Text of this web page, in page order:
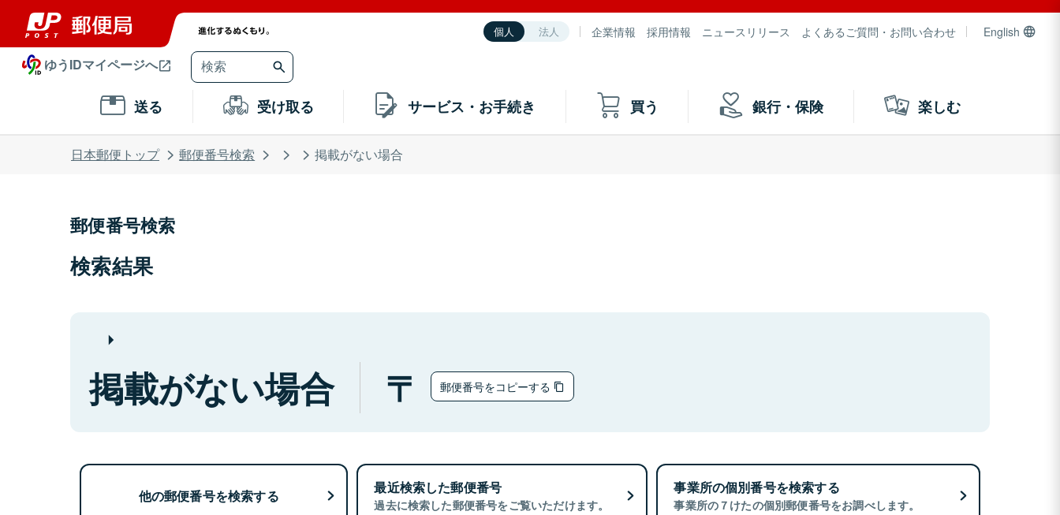
個人 法人 企業情報 採用情報 ニュースリリース よくあるご質問・お問い合わせ English
ゆうIDマイページへ
送る 受け取る サービス・お手続き 買う 銀行・保険 楽しむ
日本郵便トップ 郵便番号検索 掲載がない場合
郵便番号検索
検索結果
掲載がない場合 郵便番号をコピーする
他の郵便番号を検索する 最近検索した郵便番号
過去に検索した郵便番号をご覧いただけます。
事業所の個別番号を検索する
事業所の７けたの個別郵便番号をお調べします。